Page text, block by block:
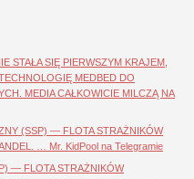
STAŁA SIĘ PIERWSZYM KRAJEM,
MEDBED DO
MEDIA CAŁKOWICIE MILCZĄ NA
(SSP) — FLOTA STRAŻNIKÓW
… Mr. KidPool na Telegramie
— FLOTA STRAŻNIKÓW